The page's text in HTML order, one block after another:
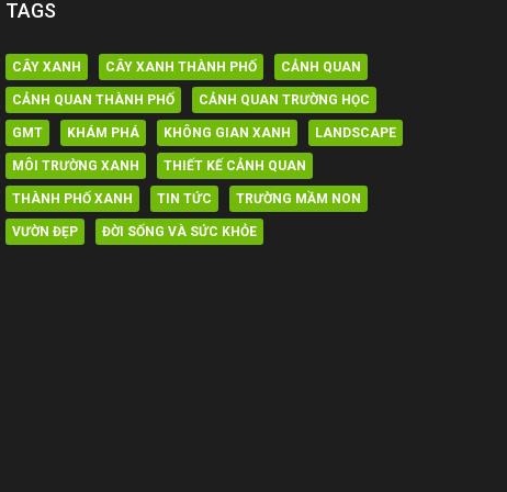
TAGS
CÂY XANH CÂY XANH THÀNH PHỐ CẢNH QUAN
CẢNH QUAN THÀNH PHỐ CẢNH QUAN TRƯỜNG HỌC
GMT KHÁM PHÁ KHÔNG GIAN XANH LANDSCAPE
MÔI TRƯỜNG XANH THIẾT KẾ CẢNH QUAN
THÀNH PHỐ XANH TIN TỨC TRƯỜNG MẦM NON
VƯỜN ĐẸP ĐỜI SỐNG VÀ SỨC KHỎE